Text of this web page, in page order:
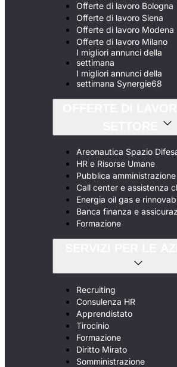
Offerte di lavoro Bologna
Offerte di lavoro Siena
Offerte di lavoro Modena
Offerte di lavoro Milano
I migliori annunci della
settimana
I migliori annunci della
settimana Synergie68
Areonautica Spazio
HR e Risorse Umane
Pubblica amministrazione
Call center e assistenza
Energia oil gas e
Banca finanza e
Formazione
Recruiting
Consulenza HR
Apprendistato
Tirocinio
Formazione
Diritto Mirato
Somministrazione